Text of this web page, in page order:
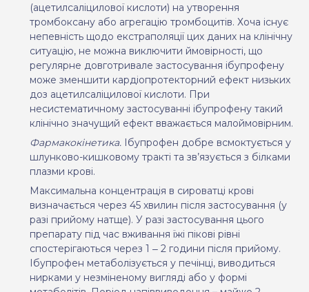
(ацетилсаліцилової кислоти) на утворення
тромбоксану або агрегацію тромбоцитів. Хоча існує
непевність щодо екстраполяції цих даних на клінічну
ситуацію, не можна виключити ймовірності, що
регулярне довготривале застосування ібупрофену
може зменшити кардіопротекторний ефект низьких
доз ацетилсаліцилової кислоти. При
несистематичному застосуванні ібупрофену такий
клінічно значущий ефект вважається малоймовірним.
Фармакокінетика. Ібупрофен добре всмоктується у
шлунково-кишковому тракті та зв’язується з білками
плазми крові.
Максимальна концентрація в сироватці крові
визначається через 45 хвилин після застосування (у
разі прийому натще). У разі застосування цього
препарату під час вживання їжі пікові рівні
спостерігаються через 1 ‒ 2 години після прийому.
Ібупрофен метаболізується у печінці, виводиться
нирками у незміненому вигляді або у формі